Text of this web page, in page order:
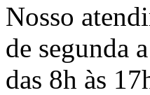
Nosso
de segunda
das 8h às